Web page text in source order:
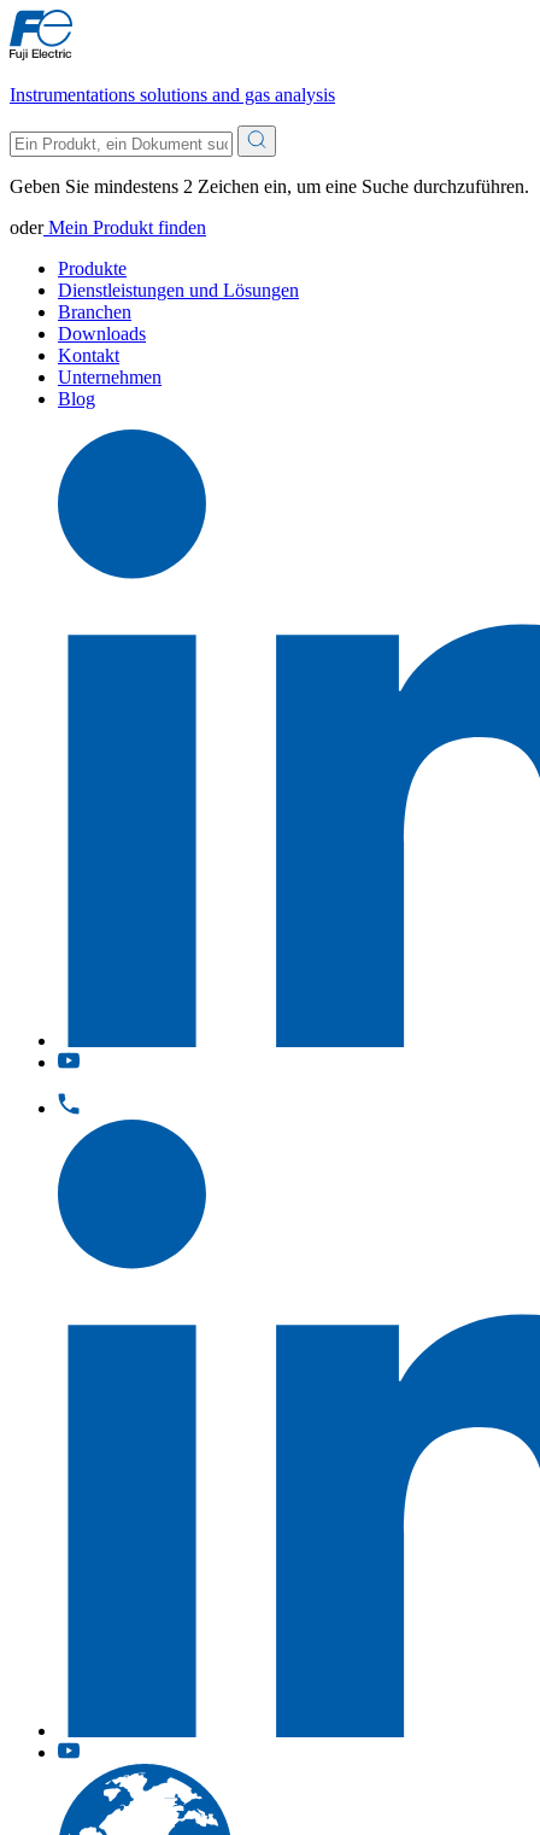
Instrumentations solutions and gas analysis
Geben Sie mindestens 2 Zeichen ein, um eine Suche durchzuführen.
oderMein Produkt finden
Produkte
Dienstleistungen und Lösungen
Branchen
Downloads
Kontakt
Unternehmen
Blog